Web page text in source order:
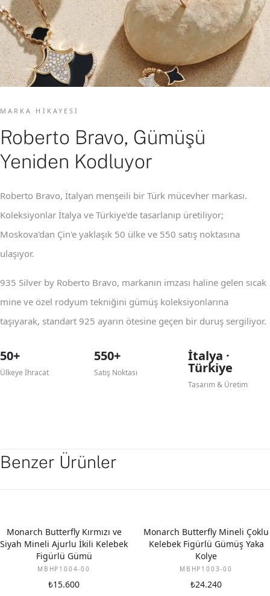
MARKA HIKAYESI
Roberto Bravo, Gümüşü
Yeniden Kodluyor
Roberto Bravo, İtalyan menşeili bir Türk mücevher markası.
Koleksiyonlar İtalya ve Türkiye'de tasarlanıp üretiliyor;
Moskova'dan Çin'e yaklaşık 50 ülke ve 550 satış noktasına
ulaşıyor.
935 Silver by Roberto Bravo, markanın imzası haline gelen sıcak
mine ve özel rodyum tekniğini gümüş koleksiyonlarına
taşıyarak, standart 925 ayarın ötesine geçen bir duruş sergiliyor.
50+
Ülkeye İhracat
550+
Satış Noktası
İtalya ·
Türkiye
Tasarım & Üretim
Benzer Ürünler
Monarch Butterfly Kırmızı ve
Siyah Mineli Ajurlu İkili Kelebek
Figürlü Gümü
MBHP1004-00
₺15.600
Monarch Butterfly Mineli Çoklu
Kelebek Figürlü Gümüş Yaka
Kolye
MBHP1003-00
₺24.240